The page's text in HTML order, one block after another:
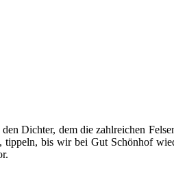
Dichter, dem die zahlreichen
bis wir bei Gut Schönhof